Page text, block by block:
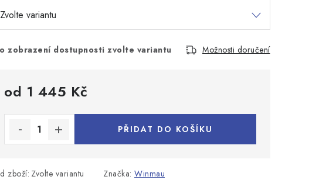
zobrazení dostupnosti zvolte variantu Možnosti doručení
od 1 445 Kč
PŘIDAT DO KOŠÍKU
zboží: Zvolte variantu Značka: Winmau